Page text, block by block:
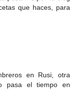
que haces, para
en Rusi, otra
pasa el tiempo en